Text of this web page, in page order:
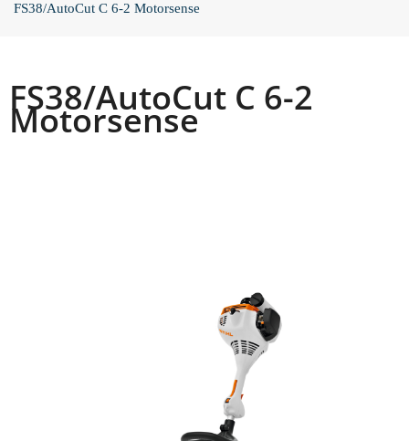
FS38/AutoCut C 6-2 Motorsense
FS38/AutoCut C 6-2
Motorsense